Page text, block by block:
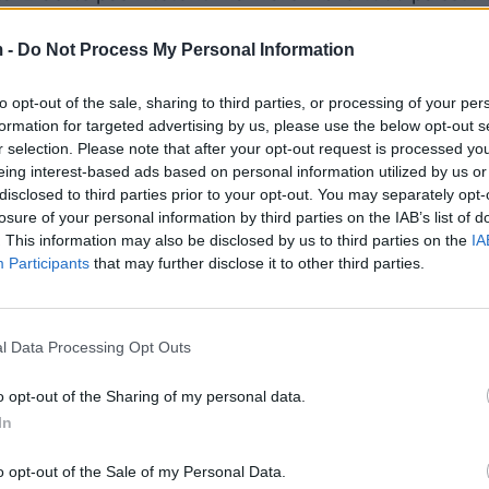
- Do Not Process My Personal Information
opt-out of the sale, sharing to third parties, or processing of your
for targeted advertising by us, please use the below opt-out
selection. Please note that after your opt-out request is processed
interest-based ads based on personal information utilized by us
to third parties prior to your opt-out. You may separately
of your personal information by third parties on the IAB’s list of
This information may also be disclosed by us to third parties on the
Participants that may further disclose it to other third parties.
Data Processing Opt Outs
opt-out of the Sharing of my personal data.
opt-out of the Sale of my Personal Data.
Selmia, 20 njerëz u vranë dhe 25 të tjerë u
në zonën Muvasi, një rajon pranë Mesdheut ku
të Spitalit Nasser në qytetin fqinj Han Junis.
sipas spitalit.
por tha se ka goditur 130 objektiva në të gjithë
dhe kontrolluese të Hamasit, depo
veri të Gazës.
e një marrëveshjeje për armëpushim duket
do ta dërgojë një ekip negociator për